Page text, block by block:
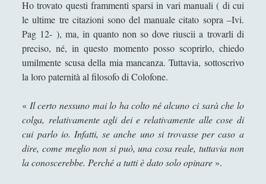
VENERE IN CORNICE - La colonna si gonfia
d'acqua al tempo d'una fontana volante / The
column swells with water at the time of a flying
fountain
VENERE IN CORNICE - Le bollicine viola sulla pelle
d'un atomo che fa danzare la sera / The violet
bubbles on the skin of an atom which allows the
evening to dance
[Recensione] Antonio Rinaldis - Nuove lezioni di
filosofia. I temi fondamentali del pensiero umano
(Diarkos, 2025)
Ho trovato questi frammenti sparsi in vari manuali ( di cui
le ultime tre citazioni sono del manuale citato sopra –Ivi.
Pag 12- ), ma, in quanto non so dove riuscii a trovarli di
preciso, né, in questo momento posso scoprirlo, chiedo
umilmente scusa della mia mancanza. Tuttavia, sottoscrivo
la loro paternità al filosofo di Colofone.
« Il certo nessuno mai lo ha colto né alcuno ci sarà che lo
colga, relativamente agli dei e relativamente alle cose di
cui parlo io. Infatti, se anche uno si trovasse per caso a
dire, come meglio non si può, una cosa reale, tuttavia non
la conoscerebbe. Perché a tutti è dato solo opinare ».